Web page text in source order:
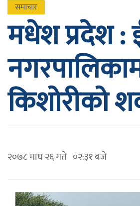
समाचार
मधेश प्रदेश :
किशोरीको
२०७८ माघ २६ गते ०२:३१ बजे